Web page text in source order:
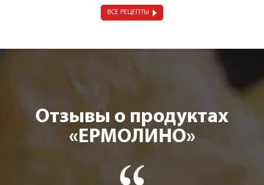
ВСЕ РЕЦЕПТЫ
Отзывы о продуктах
«ЕРМОЛИНО»